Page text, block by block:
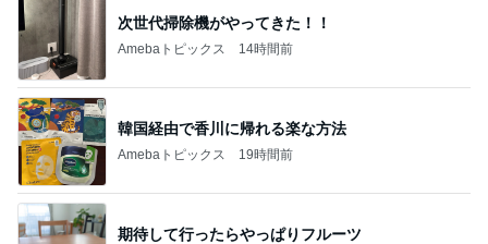
次世代掃除機がやってきた！！
Amebaトピックス 14時間前
韓国経由で香川に帰れる楽な方法
Amebaトピックス 19時間前
期待して行ったらやっぱりフルーツ